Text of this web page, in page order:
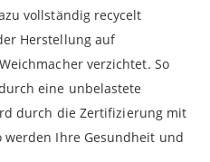
vollständig recycelt
Herstellung auf
verzichtet. So
eine unbelastete
durch die Zertifizierung mit
werden Ihre Gesundheit und